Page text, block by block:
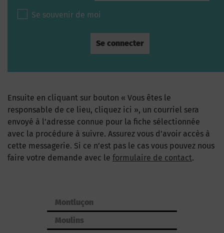
Se souvenir de moi
Ensuite en cliquant sur bouton « Vous êtes le
responsable de ce lieu, cliquez ici », un courriel sera
envoyé à l’adresse connue pour la fiche sélectionnée
avec la procédure à suivre. Assurez vous d’avoir accès à
cette messagerie. Si ce n’est pas le cas vous pouvez nous
faire votre demande avec le formulaire de contact.
Montluçon
Moulins